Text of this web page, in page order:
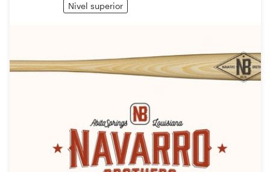
Nivel superior